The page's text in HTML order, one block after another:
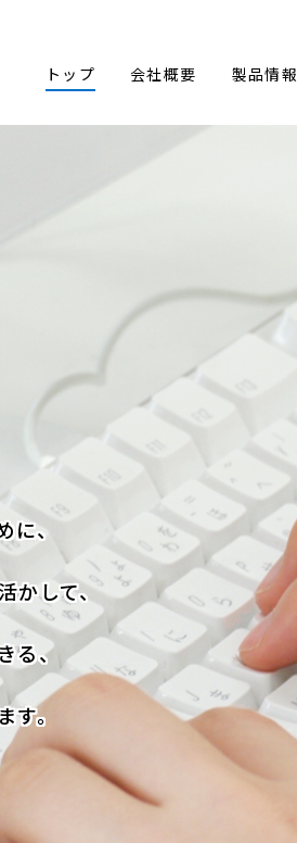
トップ 会社概要 製品情報
、
かして、
る、
。